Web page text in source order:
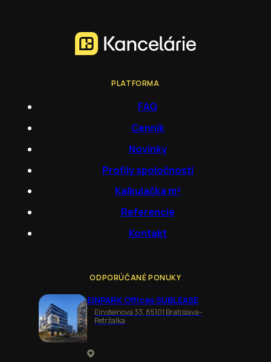
PLATFORMA
FAQ
Cenník
Novinky
Profily spoločností
Kalkulačka m²
Referencie
Kontakt
ODPORÚČANÉ PONUKY
EINPARK Offices SUBLEASE
Einsteinova 33, 85101 Bratislava-
Petržalka